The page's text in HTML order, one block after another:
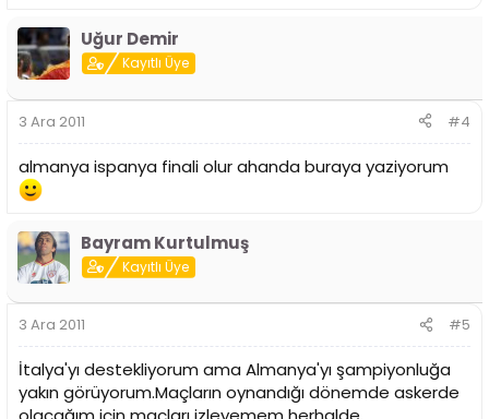
Uğur Demir
Kayıtlı Üye
3 Ara 2011 #4
almanya ispanya finali olur ahanda buraya yaziyorum
Bayram Kurtulmuş
Kayıtlı Üye
3 Ara 2011 #5
İtalya'yı destekliyorum ama Almanya'yı şampiyonluğa
yakın görüyorum.Maçların oynandığı dönemde askerde